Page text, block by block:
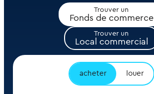
Trouver un
Fonds de commerce
Trouver un
Local commercial
acheter louer